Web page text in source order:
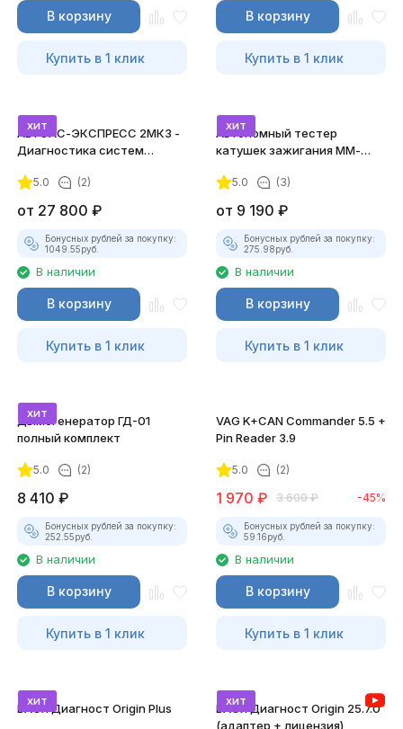
В корзину
Купить в 1 клик
В корзину
Купить в 1 клик
хит
АВТОАС-ЭКСПРЕСС 2МК3 -
Диагностика систем
5.0 (2)
от 27 800 ₽
Бонусных рублей за покупку:
1049.55руб.
В наличии
В корзину
Купить в 1 клик
хит
Автономный тестер
катушек зажигания ММ-
комплект)
5.0 (3)
от 9 190 ₽
Бонусных рублей за покупку:
275.98руб.
В наличии
В корзину
Купить в 1 клик
хит
Дымогенератор ГД-01
полный комплект
5.0 (2)
8 410 ₽
Бонусных рублей за покупку:
252.55руб.
В наличии
В корзину
Купить в 1 клик
VAG K+CAN Commander 5.5 +
Pin Reader 3.9
5.0 (2)
1 970 ₽ 3 600 ₽ -45%
Бонусных рублей за покупку:
59.16руб.
В наличии
В корзину
Купить в 1 клик
хит
ВАСЯ Диагност Origin Plus
хит
ВАСЯ Диагност Origin 25.7.0
(адаптер + лицензия)